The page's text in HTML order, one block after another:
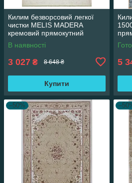
Килим безворсовий легкої
чистки MELIS MADERA
кремовий прямокутний
160*230 см
В наявності
3 027 ₴ 8 648 ₴
Купити
см
5
–50%